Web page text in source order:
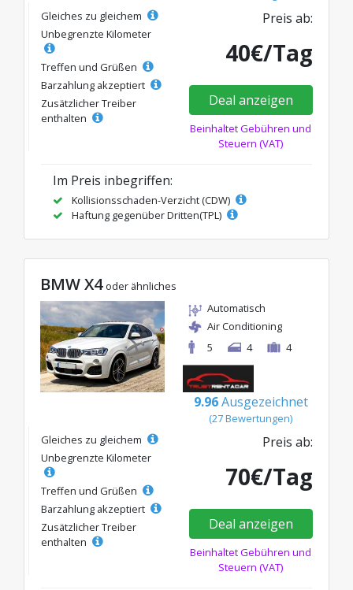
Gleiches zu gleichem
Unbegrenzte Kilometer
Treffen und Grüßen
Barzahlung akzeptiert
Zusätzlicher Treiber
enthalten
Preis ab:
40€/Tag
Deal anzeigen
Beinhaltet Gebühren und
Steuern (VAT)
Im Preis inbegriffen:
Kollisionsschaden-Verzicht (CDW)
Haftung gegenüber Dritten(TPL)
BMW X4 oder ähnliches
Automatisch
Air Conditioning
5
4 4
9.96 Ausgezeichnet
(27 Bewertungen)
Gleiches zu gleichem
Unbegrenzte Kilometer
Treffen und Grüßen
Barzahlung akzeptiert
Zusätzlicher Treiber
enthalten
Preis ab:
70€/Tag
Deal anzeigen
Beinhaltet Gebühren und
Steuern (VAT)